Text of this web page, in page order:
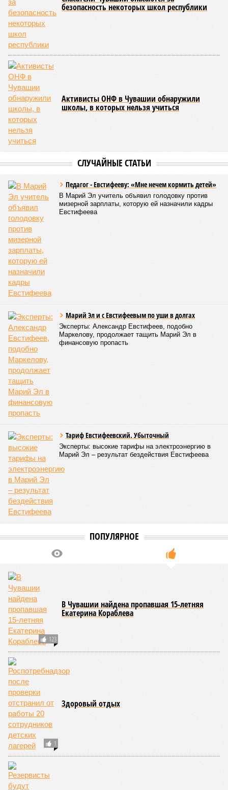
безопасность некоторых школ республики
Активисты ОНФ в Чувашии обнаружили
школы, в которых нельзя учиться
СЛУЧАЙНЫЕ СТАТЬИ
Педагог - Евстифееву: «Мне нечем кормить детей»
В Марий Эл учитель объявил голодовку против
мизерной зарплаты, которую ей назначили кадры
Евстифеева
Марий Эл и с Евстифеевым по уши в долгах
Эксперты: Александр Евстифеев, подобно
Маркелову, продолжает тащить Марий Эл в
финансовую пропасть
Тариф Евстифеевский. Убыточный
Эксперты: высокие тарифы на электроэнергию в
Марий Эл – результат бездействия Евстифеева
ПОПУЛЯРНОЕ
123
В Чувашии найдена пропавшая 15-летняя
Екатерина Кораблева
1
Здоровый отдых